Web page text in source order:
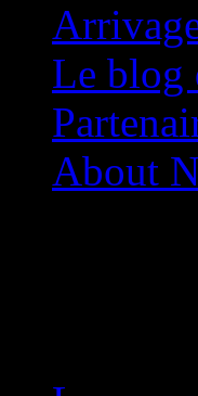
Le blog
About